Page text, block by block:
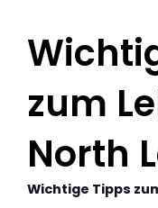
zum
North
Wichtige Tipps